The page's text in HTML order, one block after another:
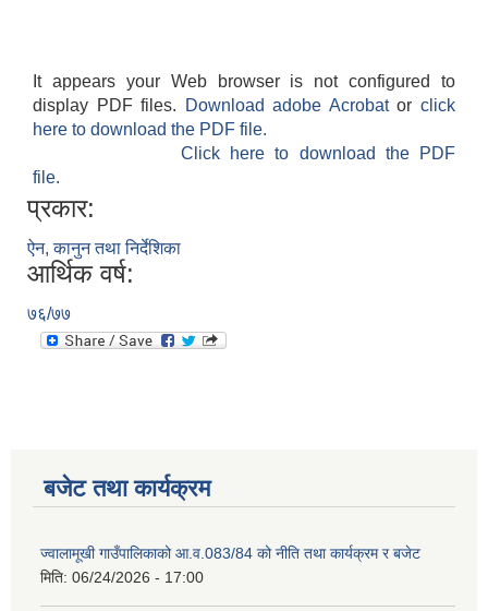
It appears your Web browser is not configured to
display PDF files.
Download adobe Acrobatorclick
here to download the PDF file.
Click here to download the PDF
file.
प्रकार:
ऐन, कानुन तथा निर्देशिका
आर्थिक वर्ष:
७६/७७
बजेट तथा कार्यक्रम
ज्वालामूखी गाउँपालिकाको आ.व.083/84 को नीति तथा कार्यक्रम र बजेट
मिति: 06/24/2026 - 17:00